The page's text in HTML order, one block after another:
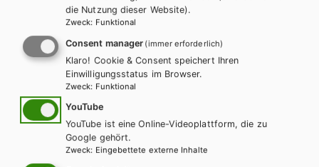
LEHRERSERVICE
Karin Ritz
+ 43 1 403 77 77 70
karin.ritz@hpt.at
die Nutzung dieser Website).
Zweck: Funktional
Consent manager (immer erforderlich)
Klaro! Cookie & Consent speichert Ihren
Einwilligungsstatus im Browser.
Zweck: Funktional
YouTube
YouTube ist eine Online-Videoplattform, die zu
Google gehört.
Zweck: Eingebettete externe Inhalte